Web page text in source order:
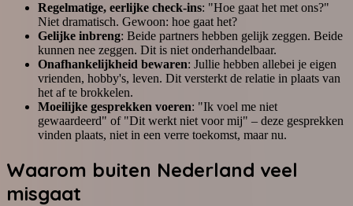
Regelmatige, eerlijke check-ins: "Hoe gaat het met ons?"
Niet dramatisch. Gewoon: hoe gaat het?
Gelijke inbreng: Beide partners hebben gelijk zeggen. Beide
kunnen nee zeggen. Dit is niet onderhandelbaar.
Onafhankelijkheid bewaren: Jullie hebben allebei je eigen
vrienden, hobby's, leven. Dit versterkt de relatie in plaats van
het af te brokkelen.
Moeilijke gesprekken voeren: "Ik voel me niet
gewaardeerd" of "Dit werkt niet voor mij" – deze gesprekken
vinden plaats, niet in een verre toekomst, maar nu.
Waarom buiten Nederland veel
misgaat